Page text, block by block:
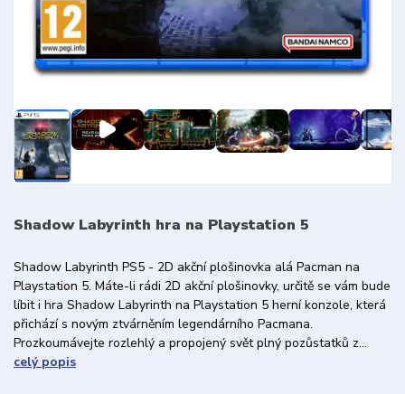
Shadow Labyrinth hra na Playstation 5
Shadow Labyrinth PS5 - 2D akční plošinovka alá Pacman na
Playstation 5. Máte-li rádi 2D akční plošinovky, určitě se vám bude
líbit i hra Shadow Labyrinth na Playstation 5 herní konzole, která
přichází s novým ztvárněním legendárního Pacmana.
Prozkoumávejte rozlehlý a propojený svět plný pozůstatků z...
celý popis